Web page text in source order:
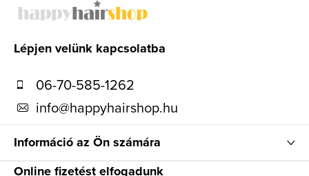
Lépjen velünk kapcsolatba
06-70-585-1262
info@happyhairshop.hu
Információ az Ön számára
Online fizetést elfogadunk